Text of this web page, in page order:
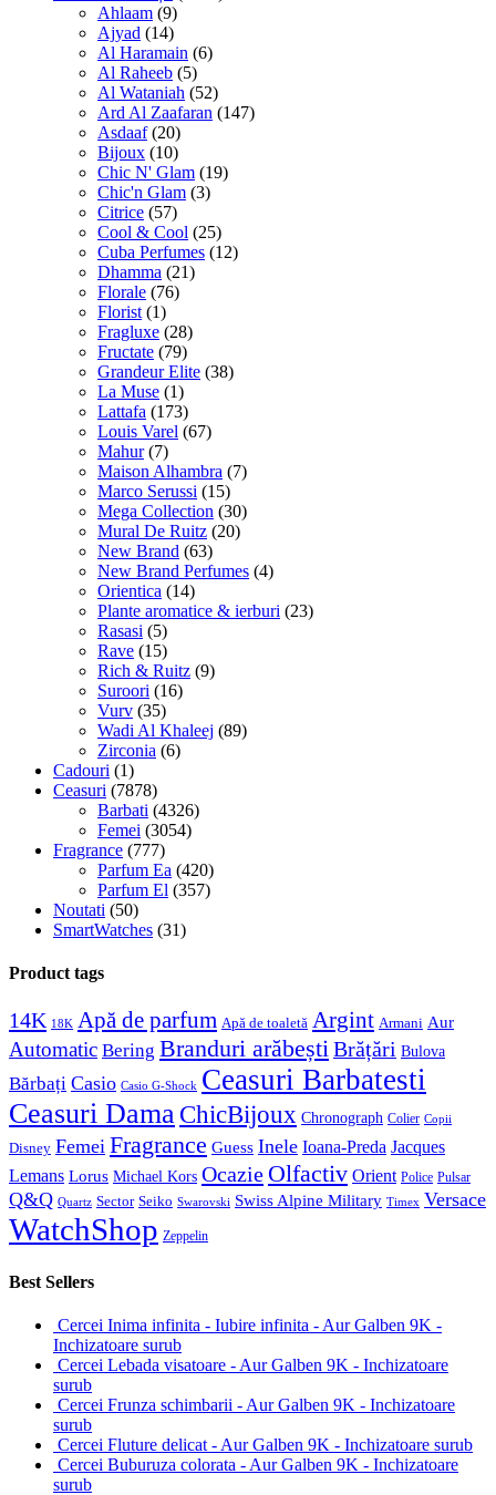
Ahlaam (9)
Ajyad (14)
Al Haramain (6)
Al Raheeb (5)
Al Wataniah (52)
Ard Al Zaafaran (147)
Asdaaf (20)
Bijoux (10)
Chic N' Glam (19)
Chic'n Glam (3)
Citrice (57)
Cool & Cool (25)
Cuba Perfumes (12)
Dhamma (21)
Florale (76)
Florist (1)
Fragluxe (28)
Fructate (79)
Grandeur Elite (38)
La Muse (1)
Lattafa (173)
Louis Varel (67)
Mahur (7)
Maison Alhambra (7)
Marco Serussi (15)
Mega Collection (30)
Mural De Ruitz (20)
New Brand (63)
New Brand Perfumes (4)
Orientica (14)
Plante aromatice & ierburi (23)
Rasasi (5)
Rave (15)
Rich & Ruitz (9)
Suroori (16)
Vurv (35)
Wadi Al Khaleej (89)
Zirconia (6)
Cadouri (1)
Ceasuri (7878)
Barbati (4326)
Femei (3054)
Fragrance (777)
Parfum Ea (420)
Parfum El (357)
Noutati (50)
SmartWatches (31)
Product tags
14K 18K Apă de parfum Apă de toaletă Argint Armani Aur
Automatic Bering Branduri arăbeștiBrățări Bulova
Bărbați Casio Casio G-Shock Ceasuri Barbatesti
Ceasuri DamaChicBijoux Chronograph Colier Copii
Disney Femei Fragrance Guess Inele Ioana-Preda Jacques
Lemans Lorus Michael Kors Ocazie Olfactiv Orient Police Pulsar
Q&Q Quartz Sector Seiko Swarovski Swiss Alpine Military Timex Versace
WatchShop Zeppelin
Best Sellers
Cercei Inima infinita - Iubire infinita - Aur Galben 9K -
Inchizatoare surub
Cercei Lebada visatoare - Aur Galben 9K - Inchizatoare
surub
Cercei Frunza schimbarii - Aur Galben 9K - Inchizatoare
surub
Cercei Fluture delicat - Aur Galben 9K - Inchizatoare surub
Cercei Buburuza colorata - Aur Galben 9K - Inchizatoare
surub